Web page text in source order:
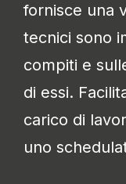
fornisce una
tecnici sono
compiti e
di essi.
carico di
uno